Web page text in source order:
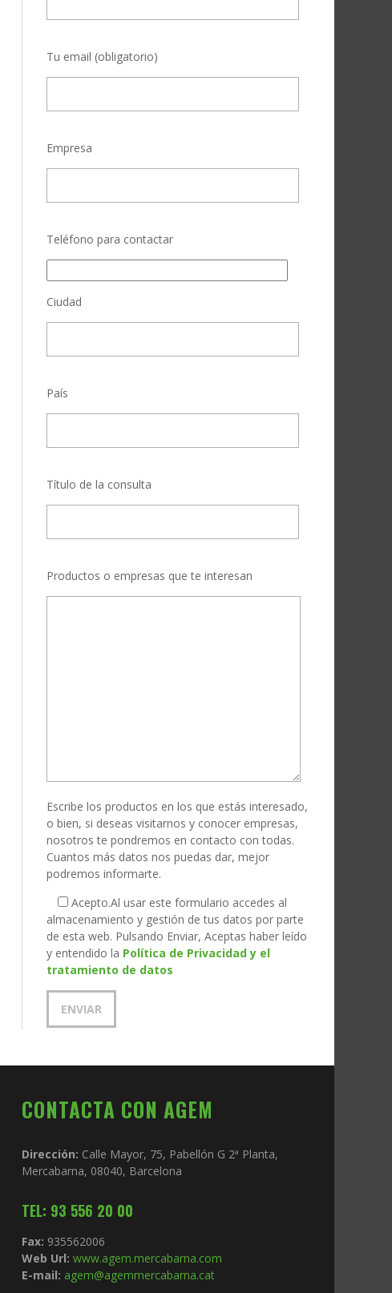
Tu email (obligatorio)
Empresa
Teléfono para contactar
Ciudad
País
Título de la consulta
Productos o empresas que te interesan
Escribe los productos en los que estás interesado,
o bien, si deseas visitarnos y conocer empresas,
nosotros te pondremos en contacto con todas.
Cuantos más datos nos puedas dar, mejor
podremos informarte.
Acepto.Al usar este formulario accedes al
almacenamiento y gestión de tus datos por parte
de esta web. Pulsando Enviar, Aceptas haber leído
y entendido la Política de Privacidad y el
tratamiento de datos
CONTACTA CON AGEM
Dirección: Calle Mayor, 75, Pabellón G 2ª Planta,
Mercabarna, 08040, Barcelona
TEL: 93 556 20 00
Fax: 935562006
Web Url: www.agem.mercabarna.com
E-mail: agem@agemmercabarna.cat